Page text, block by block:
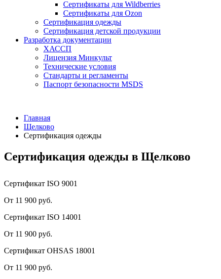
Сертификаты для Wildberries
Сертификаты для Ozon
Сертификация одежды
Сертификация детской продукции
Разработка документации
ХАССП
Лицензия Минкульт
Технические условия
Стандарты и регламенты
Паспорт безопасности MSDS
Главная
Щелково
Сертификация одежды
Сертификация одежды в Щелково
Сертификат ISO 9001
От 11 900 руб.
Сертификат ISO 14001
От 11 900 руб.
Сертификат OHSAS 18001
От 11 900 руб.